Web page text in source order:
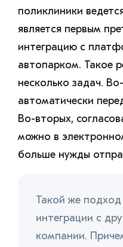
поликлиники
является первым
интеграцию с
автопарком. Такое
несколько задач.
автоматически
Во-вторых,
можно в
больше нужды
Такой же подход
интеграции с
компании.